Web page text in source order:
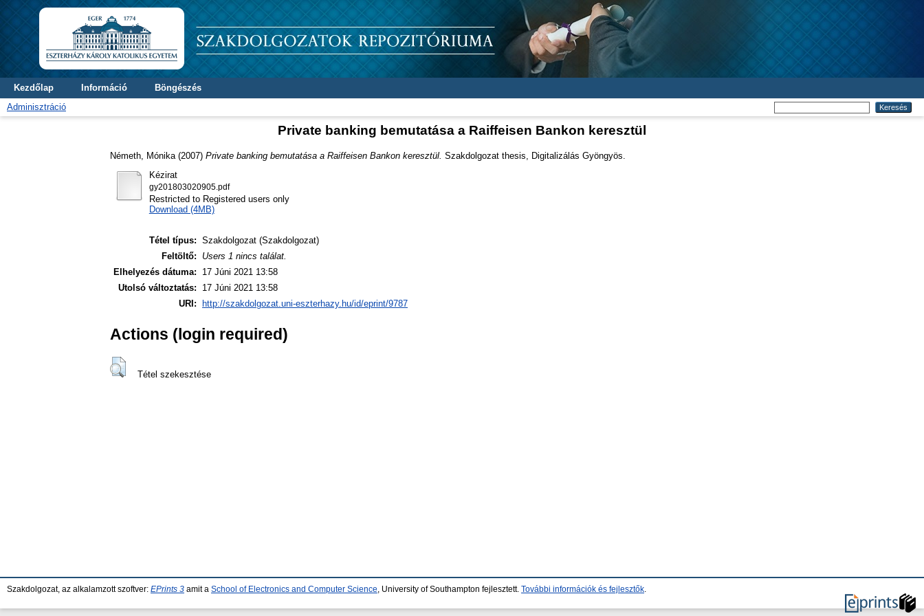
Kezdőlap Információ
Böngészés
Adminisztráció
Private banking bemutatása a Raiffeisen Bankon keresztül
Németh, Mónika (2007) Private banking bemutatása a Raiffeisen Bankon keresztül. Szakdolgozat thesis, Digitalizálás Gyöngyös.
Kézirat
gy201803020905.pdf
Restricted to Registered users only
Download (4MB)
Tétel típus: Szakdolgozat (Szakdolgozat)
Feltöltő:
Users 1 nincs találat.
Elhelyezés dátuma:
17 Júni 2021 13:58
Utolsó változtatás:
17 Júni 2021 13:58
URI:
http://szakdolgozat.uni-eszterhazy.hu/id/eprint/9787
Actions (login required)
Tétel szekesztése
Szakdolgozat, az alkalamzott szoftver: EPrints 3 amit a School of Electronics and Computer Science , University of Southampton fejlesztett. További információk és fejlesztők